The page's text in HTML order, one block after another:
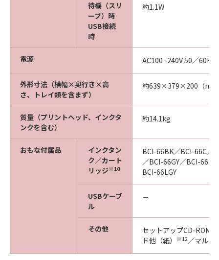
待機（スリ
ープ）時
USB接続
時
約1.1W
電源 AC100 -240V 50／60Hz
外形寸法（横幅×奥行き×高
さ、トレイ類を含まず）
約639×379×200（
質量（プリントヘッド、インクタ
ンクを含む）
約14.1kg
おもな付属品
インクタン
ク／カート
リッジ※10
BCI-66BK／BCI-66C／
／BCI-66GY／BCI-
BCI-66LGY
USBケーブ
ル
－
その他 セットアップCD-ROM
ド他（紙） ※12／マルチ